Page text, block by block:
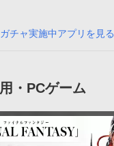
チャ実施中アプリを見る
・PCゲーム